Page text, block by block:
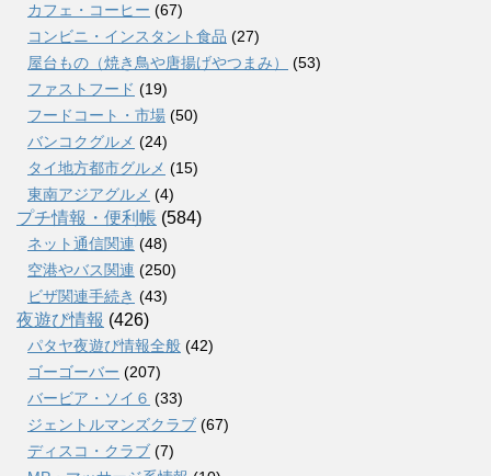
カフェ・コーヒー (67)
コンビニ・インスタント食品 (27)
屋台もの（焼き鳥や唐揚げやつまみ）
(53)
ファストフード (19)
フードコート・市場 (50)
バンコクグルメ (24)
タイ地方都市グルメ (15)
東南アジアグルメ (4)
プチ情報・便利帳 (584)
ネット通信関連 (48)
空港やバス関連 (250)
ビザ関連手続き (43)
夜遊び情報 (426)
パタヤ夜遊び情報全般 (42)
ゴーゴーバー (207)
バービア・ソイ６ (33)
ジェントルマンズクラブ (67)
ディスコ・クラブ (7)